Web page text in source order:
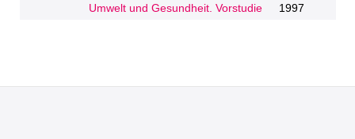
Umwelt und Gesundheit. Vorstudie 1997